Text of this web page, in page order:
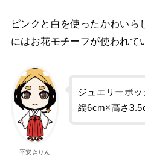
ピンクと白を使ったかわいら
にはお花モチーフが使われて
平安きりん
ジュエリーボ
縦6cm×高さ